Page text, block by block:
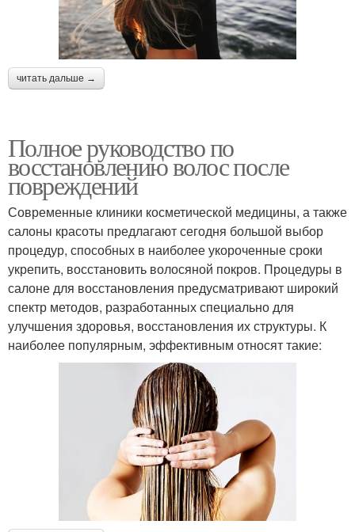
читать дальше →
Полное руководство по
восстановлению волос после
повреждений
Современные клиники косметической медицины, а также
салоны красоты предлагают сегодня большой выбор
процедур, способных в наиболее укороченные сроки
укрепить, восстановить волосяной покров. Процедуры в
салоне для восстановления предусматривают широкий
спектр методов, разработанных специально для
улучшения здоровья, восстановления их структуры. К
наиболее популярным, эффективным относят такие: